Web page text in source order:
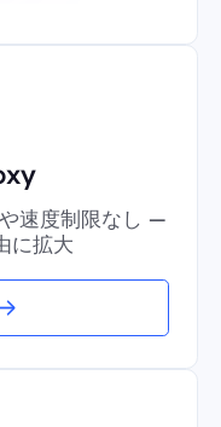
速度制限なし —
に拡大